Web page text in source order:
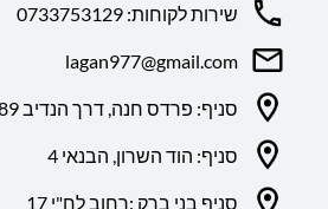
שירות לקוחות: 0733753129
lagan977@gmail.com
סניף: פרדס חנה, דרך הנדיב 89
סניף: הוד השרון, הבנאי 4
סניף בני ברק :רחוב לח"י 17